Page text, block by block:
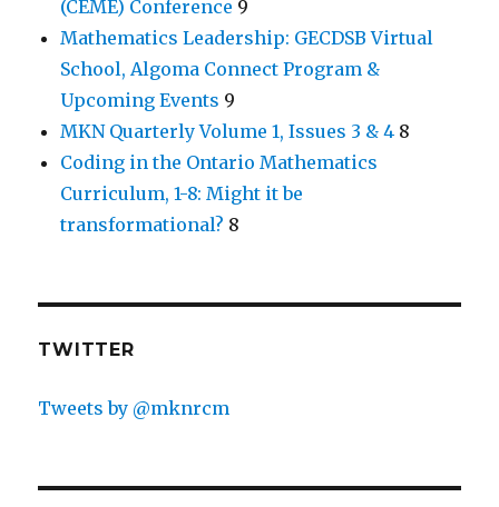
(CEME) Conference 9
Mathematics Leadership: GECDSB Virtual
School, Algoma Connect Program &
Upcoming Events 9
MKN Quarterly Volume 1, Issues 3 & 4 8
Coding in the Ontario Mathematics
Curriculum, 1-8: Might it be
transformational? 8
TWITTER
Tweets by @mknrcm